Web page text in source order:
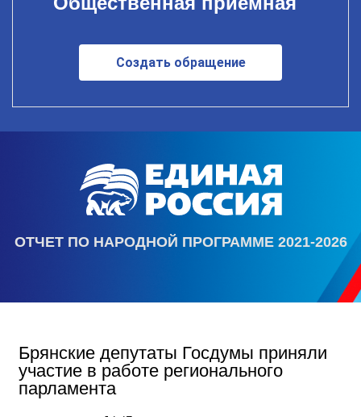
Создать обращение
ОТЧЕТ ПО НАРОДНОЙ ПРОГРАММЕ 2021-2026
Брянские депутаты Госдумы приняли
участие в работе регионального
парламента